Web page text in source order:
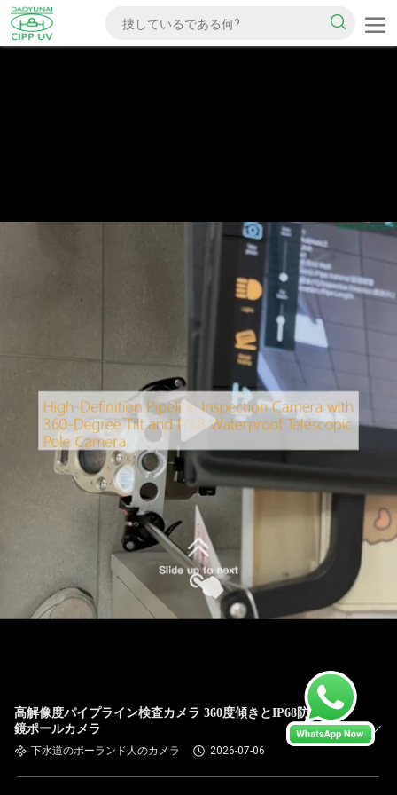
高解像度パイプライン検査カメラ 360度傾きとIP68防水望遠
鏡ポールカメラ
下水道のポーランド人のカメラ 2026-07-06